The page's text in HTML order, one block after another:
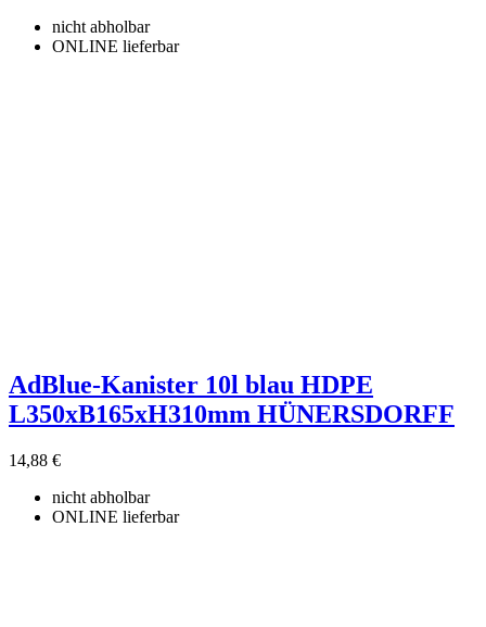
nicht abholbar
ONLINE lieferbar
AdBlue-Kanister 10l blau HDPE
L350xB165xH310mm HÜNERSDORFF
14,88 €
nicht abholbar
ONLINE lieferbar